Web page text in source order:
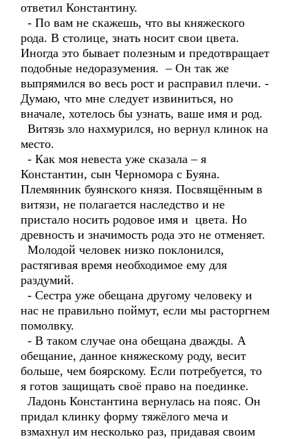
ответил Константину.
- По вам не скажешь, что вы княжеского
рода. В столице, знать носит свои цвета.
Иногда это бывает полезным и предотвращает
подобные недоразумения. – Он так же
выпрямился во весь рост и расправил плечи. -
Думаю, что мне следует извиниться, но
вначале, хотелось бы узнать, ваше имя и род.
Витязь зло нахмурился, но вернул клинок на
место.
- Как моя невеста уже сказала – я
Константин, сын Черномора с Буяна.
Племянник буянского князя. Посвящённым в
витязи, не полагается наследство и не
пристало носить родовое имя и цвета. Но
древность и значимость рода это не отменяет.
Молодой человек низко поклонился,
растягивая время необходимое ему для
раздумий.
- Сестра уже обещана другому человеку и
нас не правильно поймут, если мы расторгнем
помолвку.
- В таком случае она обещана дважды. А
обещание, данное княжескому роду, весит
больше, чем боярскому. Если потребуется, то
я готов защищать своё право на поединке.
Ладонь Константина вернулась на пояс. Он
придал клинку форму тяжёлого меча и
взмахнул им несколько раз, придавая своим